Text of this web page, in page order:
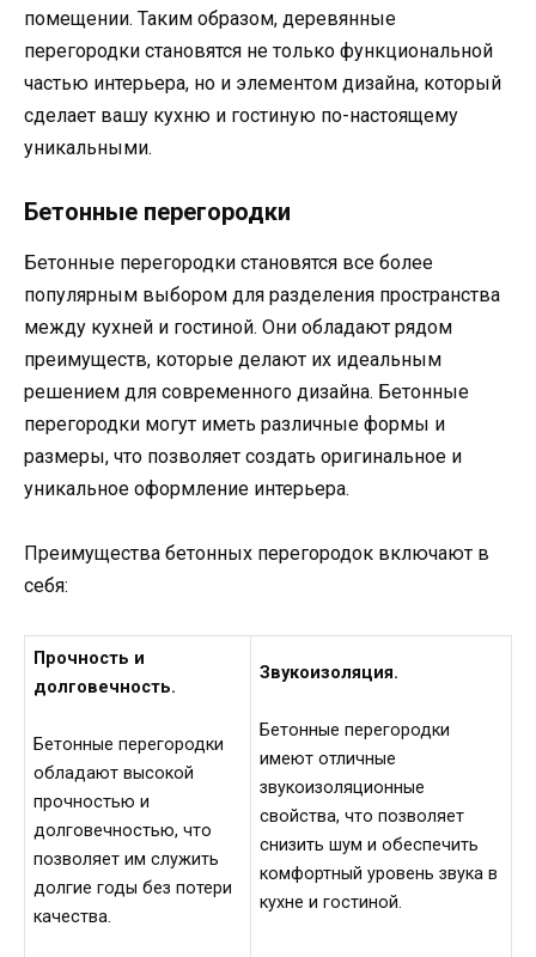
помещении. Таким образом, деревянные
перегородки становятся не только функциональной
частью интерьера, но и элементом дизайна, который
сделает вашу кухню и гостиную по-настоящему
уникальными.
Бетонные перегородки
Бетонные перегородки становятся все более
популярным выбором для разделения пространства
между кухней и гостиной. Они обладают рядом
преимуществ, которые делают их идеальным
решением для современного дизайна. Бетонные
перегородки могут иметь различные формы и
размеры, что позволяет создать оригинальное и
уникальное оформление интерьера.
Преимущества бетонных перегородок включают в
себя:
Прочность и
долговечность.
Бетонные перегородки
обладают высокой
прочностью и
долговечностью, что
позволяет им служить
долгие годы без потери
качества.
Звукоизоляция.
Бетонные перегородки
имеют отличные
звукоизоляционные
свойства, что позволяет
снизить шум и обеспечить
комфортный уровень звука в
кухне и гостиной.